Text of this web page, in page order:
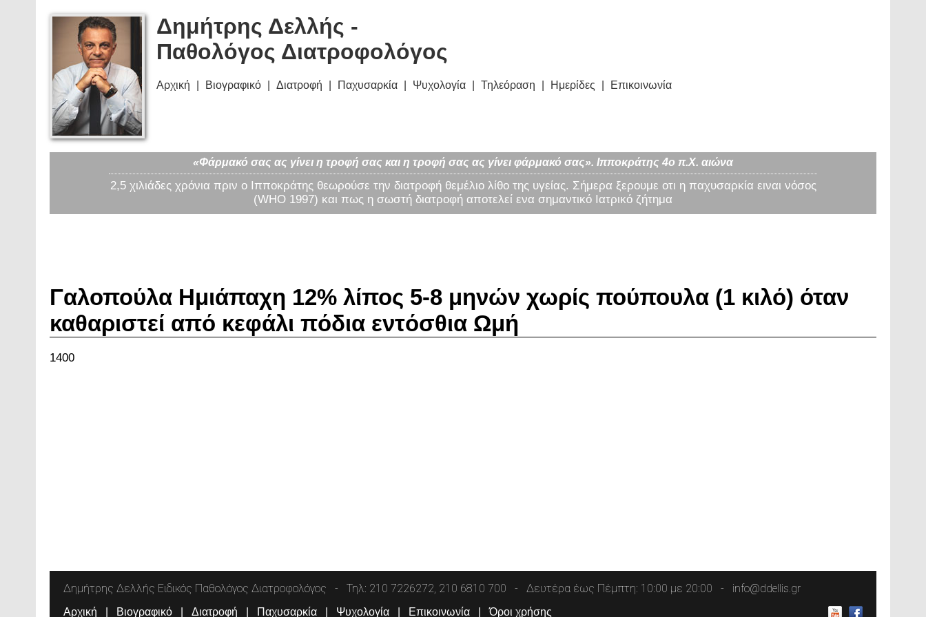
Δημήτρης Δελλής -
Παθολόγος Διατροφολόγος
Αρχική Βιογραφικό Διατροφή Παχυσαρκία Ψυχολογία Τηλεόραση Ημερίδες Επικοινωνία
«Φάρμακό σας ας γίνει η τροφή σας και η τροφή σας ας γίνει φάρμακό σας». Ιπποκράτης 4ο π.Χ. αιώνα
2,5 χιλιάδες χρόνια πριν ο Ιπποκράτης θεωρούσε την διατροφή θεμέλιο λίθο της υγείας. Σήμερα ξερουμε οτι η παχυσαρκία ειναι νόσος
(WHO 1997) και πως η σωστή διατροφή αποτελεί ενα σημαντικό Ιατρικό ζήτημα
Γαλοπούλα Ημιάπαχη 12% λίπος 5-8 μηνών χωρίς πούπουλα (1 κιλό) όταν
καθαριστεί από κεφάλι πόδια εντόσθια Ωμή
1400
Δημήτρης Δελλής Ειδικός Παθολόγος Διατροφολόγος Τηλ: 210 7226272, 210 6810 700 Δευτέρα έως Πέμπτη: 10:00 με 20:00 info@ddellis.gr
Αρχική Βιογραφικό Διατροφή Παχυσαρκία Ψυχολογία Επικοινωνία Όροι χρήσης